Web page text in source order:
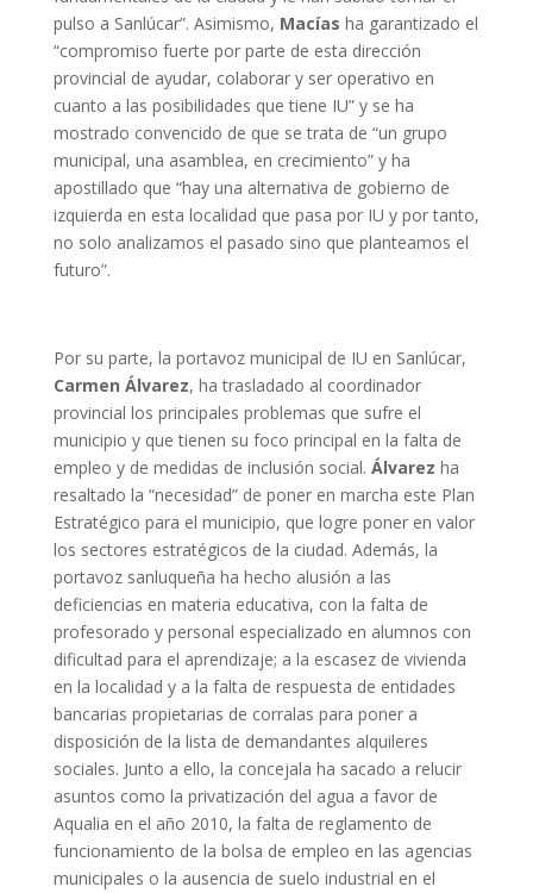
pulso a Sanlúcar”. Asimismo, Macías ha garantizado el
“compromiso fuerte por parte de esta dirección
provincial de ayudar, colaborar y ser operativo en
cuanto a las posibilidades que tiene IU” y se ha
mostrado convencido de que se trata de “un grupo
municipal, una asamblea, en crecimiento” y ha
apostillado que “hay una alternativa de gobierno de
izquierda en esta localidad que pasa por IU y por tanto,
no solo analizamos el pasado sino que planteamos el
futuro”.
Por su parte, la portavoz municipal de IU en Sanlúcar,
Carmen Álvarez, ha trasladado al coordinador
provincial los principales problemas que sufre el
municipio y que tienen su foco principal en la falta de
empleo y de medidas de inclusión social. Álvarez ha
resaltado la “necesidad” de poner en marcha este Plan
Estratégico para el municipio, que logre poner en valor
los sectores estratégicos de la ciudad. Además, la
portavoz sanluqueña ha hecho alusión a las
deficiencias en materia educativa, con la falta de
profesorado y personal especializado en alumnos con
dificultad para el aprendizaje; a la escasez de vivienda
en la localidad y a la falta de respuesta de entidades
bancarias propietarias de corralas para poner a
disposición de la lista de demandantes alquileres
sociales. Junto a ello, la concejala ha sacado a relucir
asuntos como la privatización del agua a favor de
Aqualia en el año 2010, la falta de reglamento de
funcionamiento de la bolsa de empleo en las agencias
municipales o la ausencia de suelo industrial en el